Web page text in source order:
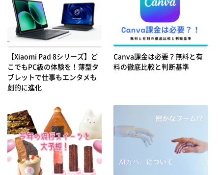
【Xiaomi Pad 8シリーズ】ど
こでもPC級の体験を！薄型タ
ブレットで仕事もエンタメも
劇的に進化
Canva課金は必要？無料と有
料の徹底比較と判断基準